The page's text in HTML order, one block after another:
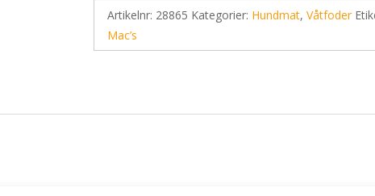
Artikelnr: 28865 Kategorier: Hundmat,Våtfoder
Mac’s